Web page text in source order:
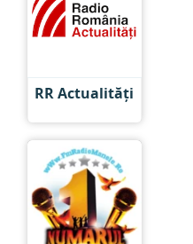
RR Actualități